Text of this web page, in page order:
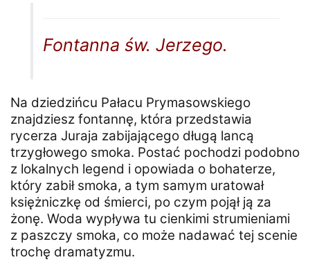
Fontanna św. Jerzego.
Na dziedzińcu Pałacu Prymasowskiego
znajdziesz fontannę, która przedstawia
rycerza Juraja zabijającego długą lancą
trzygłowego smoka. Postać pochodzi podobno
z lokalnych legend i opowiada o bohaterze,
który zabił smoka, a tym samym uratował
księżniczkę od śmierci, po czym pojął ją za
żonę. Woda wypływa tu cienkimi strumieniami
z paszczy smoka, co może nadawać tej scenie
trochę dramatyzmu.